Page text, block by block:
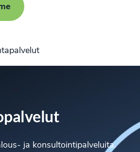
ja konsultointipalveluita.